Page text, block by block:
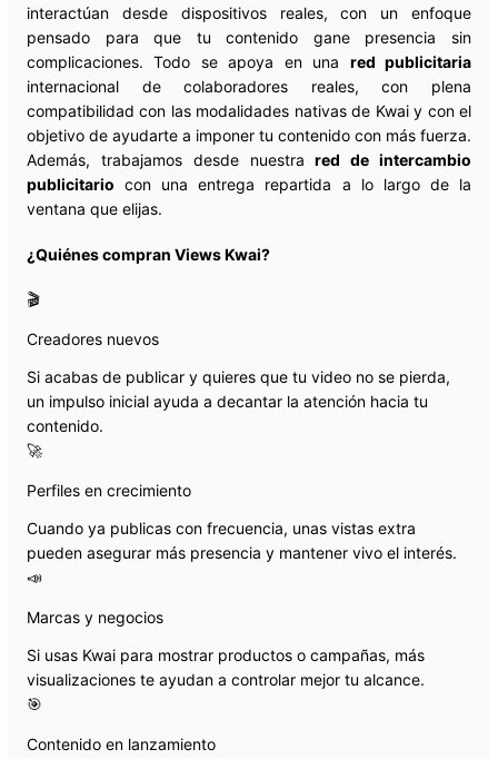
interactúan desde dispositivos reales, con un enfoque
pensado para que tu contenido gane presencia sin
complicaciones. Todo se apoya en una red publicitaria
internacional de colaboradores reales, con plena
compatibilidad con las modalidades nativas de Kwai y con el
objetivo de ayudarte a imponer tu contenido con más fuerza.
Además, trabajamos desde nuestrared de intercambio
publicitario con una entrega repartida a lo largo de la
ventana que elijas.
¿Quiénes compran Views Kwai?
🎬
Creadores nuevos
Si acabas de publicar y quieres que tu video no se pierda,
un impulso inicial ayuda a decantar la atención hacia tu
contenido.
🚀
Perfiles en crecimiento
Cuando ya publicas con frecuencia, unas vistas extra
pueden asegurar más presencia y mantener vivo el interés.
📣
Marcas y negocios
Si usas Kwai para mostrar productos o campañas, más
visualizaciones te ayudan a controlar mejor tu alcance.
🎯
Contenido en lanzamiento